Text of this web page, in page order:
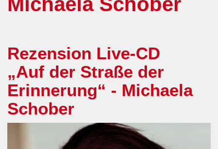
Rezension Live-CD
„Auf der Straße der
Erinnerung“ - Michaela
Schober